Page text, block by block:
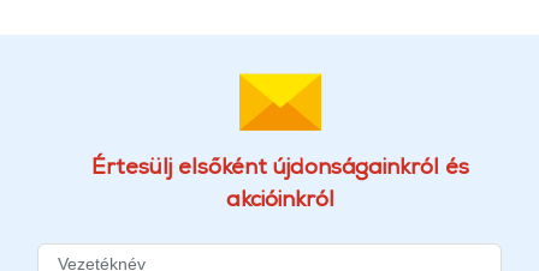
Értesülj elsőként újdonságainkról és
akcióinkról